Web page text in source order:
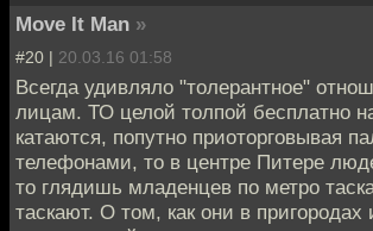
Move It Man »
#20 | 20.03.16 01:58
Всегда удивляло "толерантное"
лицам. ТО целой толпой бесплатно
катаются, попутно приоторговывая
телефонами, то в центре Питере
то глядишь младенцев по метро
таскают. О том, как они в пригородах